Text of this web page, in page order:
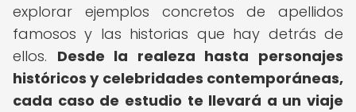
explorar ejemplos concretos de apellidos
famosos y las historias que hay detrás de
ellos. Desde la realeza hasta personajes
históricos y celebridades contemporáneas,
cada caso de estudio te llevará a un viaje